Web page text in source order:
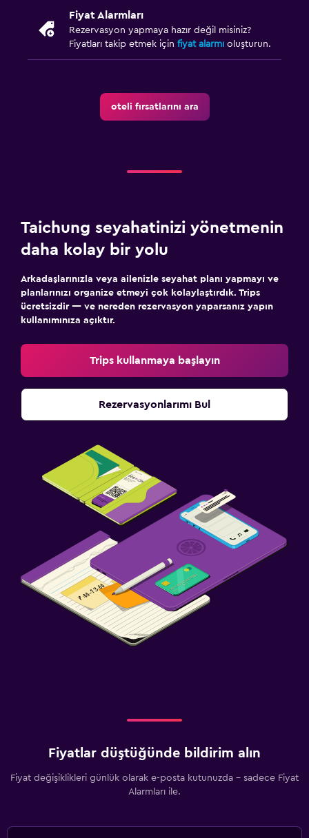
Fiyat Alarmları
Rezervasyon yapmaya hazır değil misiniz?
Fiyatları takip etmek için fiyat alarmı oluşturun.
oteli fırsatlarını ara
Taichung seyahatinizi yönetmenin
daha kolay bir yolu
Arkadaşlarınızla veya ailenizle seyahat planı yapmayı ve
planlarınızı organize etmeyi çok kolaylaştırdık. Trips
ücretsizdir — ve nereden rezervasyon yaparsanız yapın
kullanımınıza açıktır.
Trips kullanmaya başlayın
Rezervasyonlarımı Bul
Fiyatlar düştüğünde bildirim alın
Fiyat değişiklikleri günlük olarak e-posta kutunuzda - sadece Fiyat
Alarmları ile.